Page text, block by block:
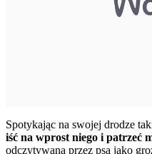
Spotykając na swojej drodze
iść na wprost niego i patrzeć
odczytywana przez psa jako